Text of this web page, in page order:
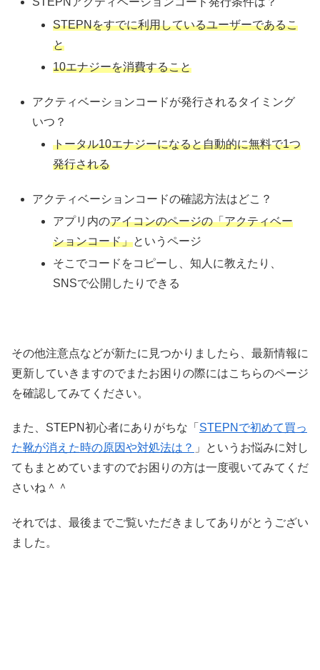
STEPNをすでに利用しているユーザーであるこ
と
10エナジーを消費すること
アクティベーションコードが発行されるタイミング
いつ？
トータル10エナジーになると自動的に無料で1つ
発行される
アクティベーションコードの確認方法はどこ？
アプリ内のアイコンのページの「アクティベー
ションコード」というページ
そこでコードをコピーし、知人に教えたり、
SNSで公開したりできる
その他注意点などが新たに見つかりましたら、最新情報に
更新していきますのでまたお困りの際にはこちらのページ
を確認してみてください。
また、STEPN初心者にありがちな「 STEPNで初めて買っ
た靴が消えた時の原因や対処法は？ 」というお悩みに対し
てもまとめていますのでお困りの方は一度覗いてみてくだ
さいね＾＾
それでは、最後までご覧いただきましてありがとうござい
ました。